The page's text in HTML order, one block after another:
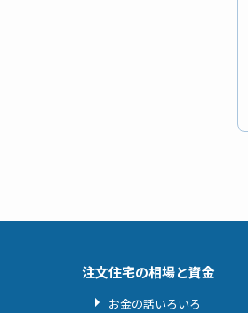
注文住宅の相場と資金
お金の話いろいろ